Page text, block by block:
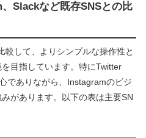
Slackなど既存SNSとの比
較して、よりシンプルな操作性と
目指しています。特にTwitter
でありながら、Instagramのビジ
があります。以下の表は主要SN